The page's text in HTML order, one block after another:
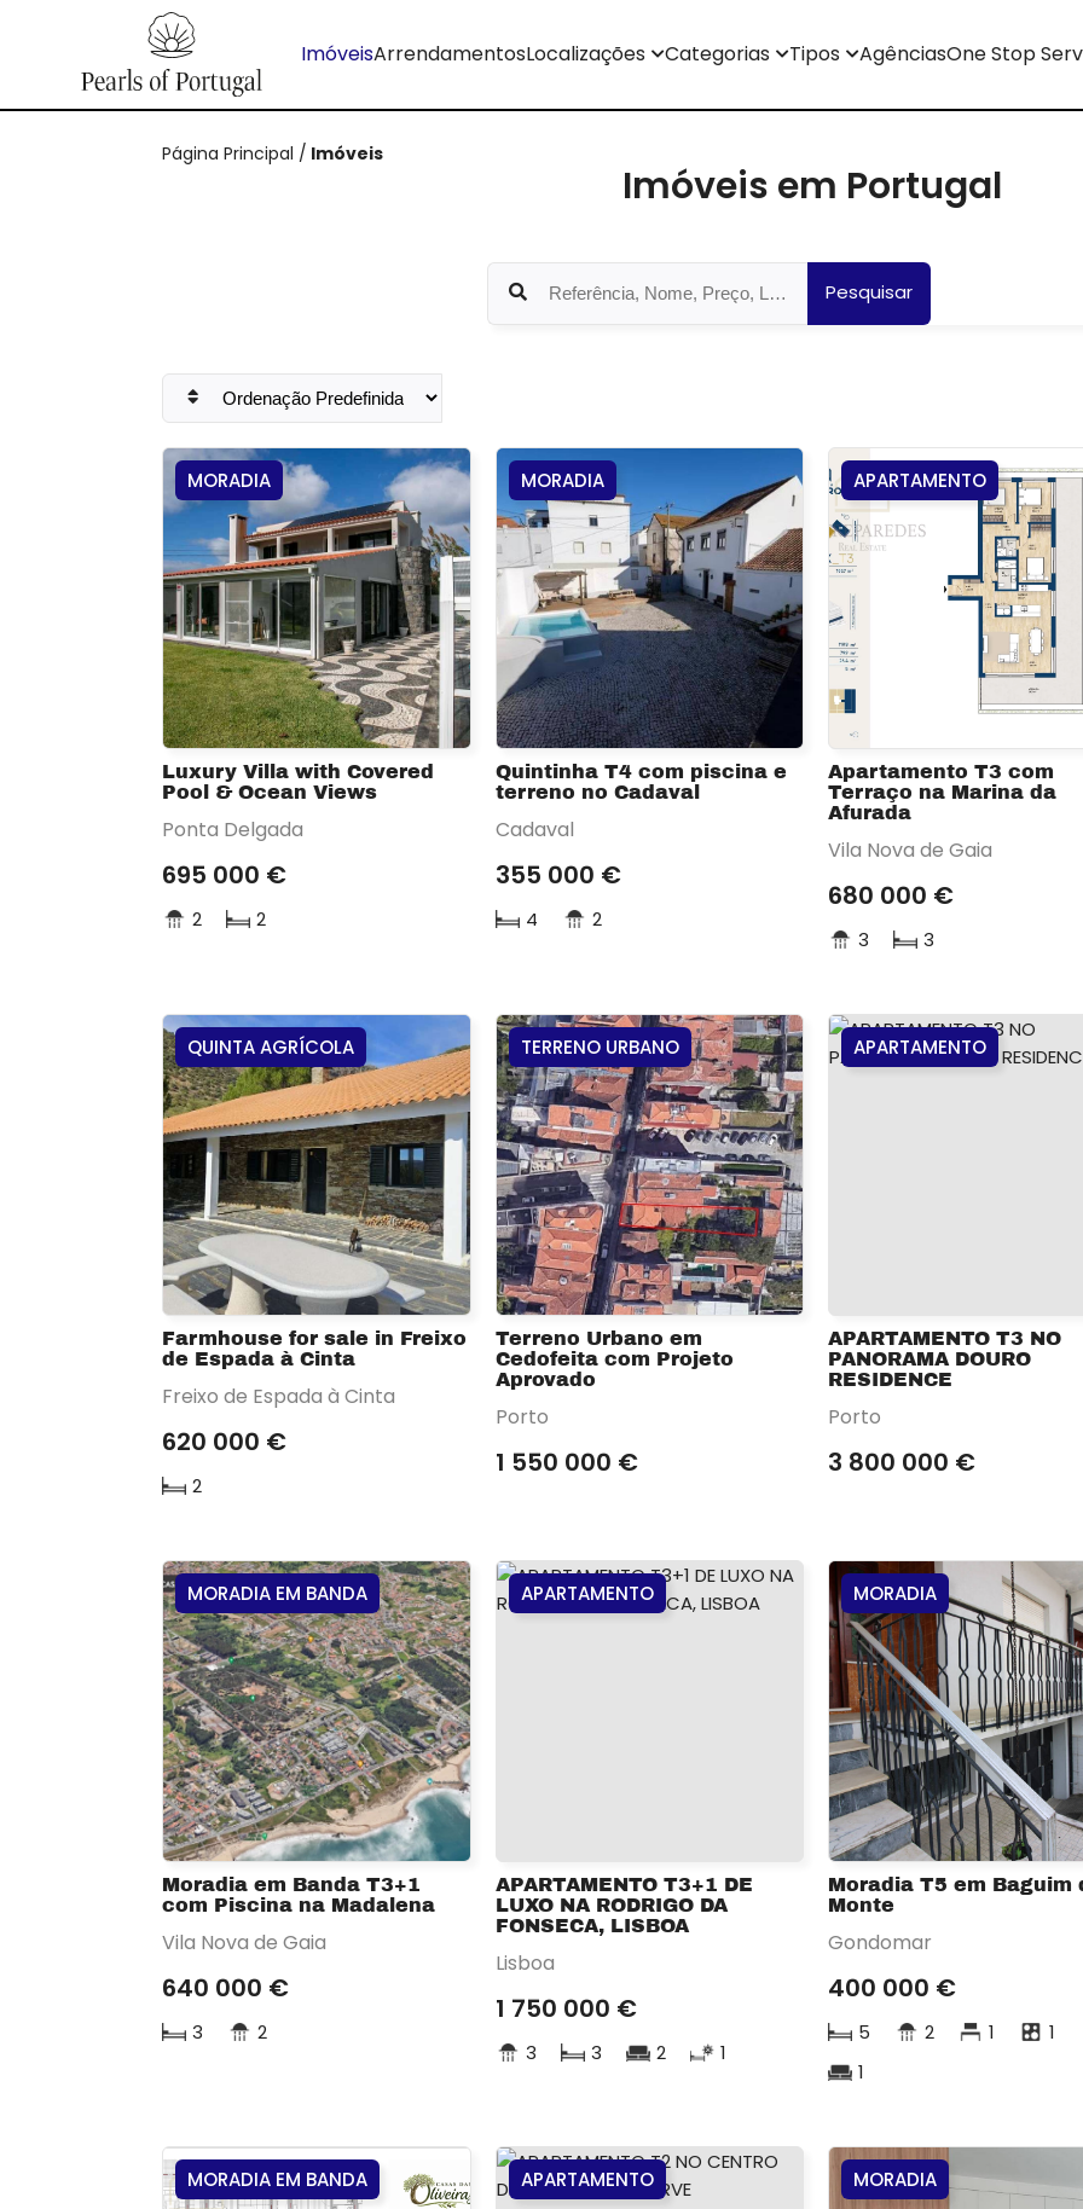
ImóveisArrendamentosLocalizações Categorias Tipos AgênciasOne Stop
Página Principal / Imóveis
Imóveis em Portugal
Pesquisar
MORADIA
Luxury Villa with Covered
Pool & Ocean Views
Ponta Delgada
695 000 €
2 2
MORADIA
Quintinha T4 com piscina e
terreno no Cadaval
Cadaval
355 000 €
4 2
APARTAMENTO
Apartamento T3 com
Terraço na Marina da
Afurada
Vila Nova de Gaia
680 000 €
3 3
QUINTA AGRÍCOLA
Farmhouse for sale in Freixo
de Espada à Cinta
Freixo de Espada à Cinta
620 000 €
2
TERRENO URBANO
Terreno Urbano em
Cedofeita com Projeto
Aprovado
Porto
1 550 000 €
APARTAMENTO
APARTAMENTO T3 NO
PANORAMA DOURO
RESIDENCE
Porto
3 800 000 €
MORADIA EM BANDA
Moradia em Banda T3+1
com Piscina na Madalena
Vila Nova de Gaia
640 000 €
3 2
APARTAMENTO
APARTAMENTO T3+1 DE
LUXO NA RODRIGO DA
FONSECA, LISBOA
Lisboa
1 750 000 €
3 3 2 1
MORADIA
Moradia T5 em Baguim
Monte
Gondomar
400 000 €
5 2 1
1
1
MORADIA EM BANDA APARTAMENTO MORADIA